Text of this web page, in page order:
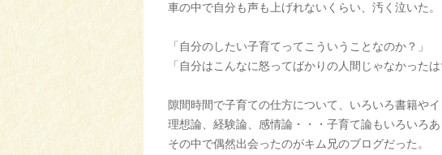
車の中で自分も声も上げれないくらい、汚く泣いた。
「自分のしたい子育てってこういうことなのか？」
「自分はこんなに怒ってばかりの人間じゃなかったは
隙間時間で子育ての仕方について、いろいろ書籍やイ
理想論、経験論、感情論・・・子育て論もいろいろ
その中で偶然出会ったのがキム兄のブログだった。